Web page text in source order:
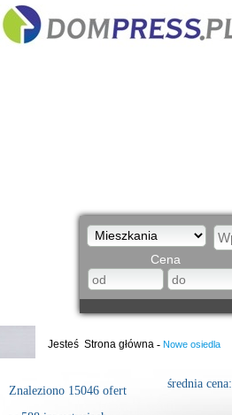
Cena
Jesteś Strona główna - Nowe osiedla
Znaleziono 15046 ofert
średnia cena: